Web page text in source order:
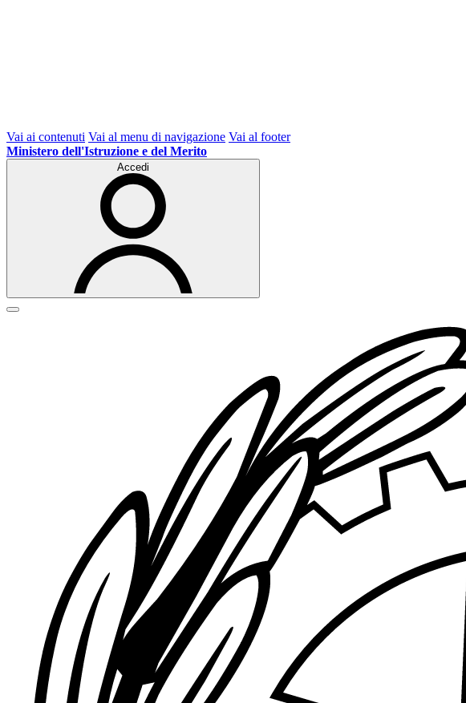
Vai ai contenuti Vai al menu di navigazione Vai al footer
Ministero dell'Istruzione e del Merito
Accedi